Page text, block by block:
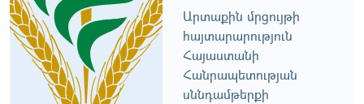
Արտաքին մրցույթի
հայտարարություն
Հայաստանի
Հանրապետության
սննդամթերքի